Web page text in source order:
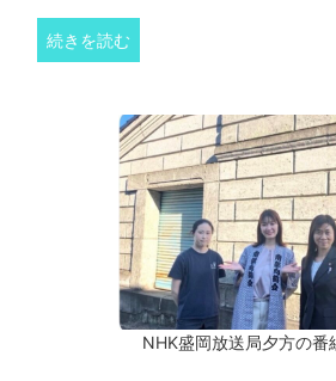
続きを読む
NHK盛岡放送局夕方の